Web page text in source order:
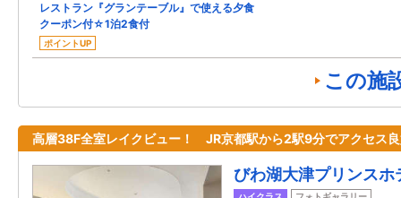
レストラン『グランテーブル』で使える夕食
クーポン付☆1泊2食付
ポイントUP
この施
高層38F全室レイクビュー！ JR京都駅から2駅9分でアクセス
びわ湖大津プリンスホ